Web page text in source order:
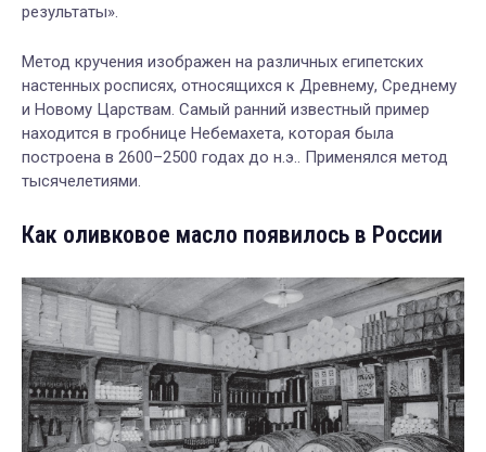
результаты».
Метод кручения изображен на различных египетских
настенных росписях, относящихся к Древнему, Среднему
и Новому Царствам. Самый ранний известный пример
находится в гробнице Небемахета, которая была
построена в 2600–2500 годах до н.э.. Применялся метод
тысячелетиями.
Как оливковое масло появилось в России